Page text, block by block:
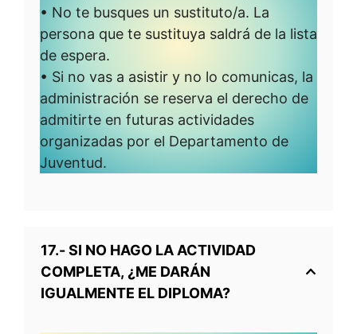
• No te busques un sustituto/a. La
persona que te sustituya saldrá de la lista
de espera.
• Si no vas a asistir y no lo comunicas, la
administración se reserva el derecho de
admitirte en futuras actividades
organizadas por el Departamento de
Juventud.
17.- SI NO HAGO LA ACTIVIDAD
COMPLETA, ¿ME DARÁN
IGUALMENTE EL DIPLOMA?